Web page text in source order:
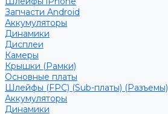
Запчасти Android
Аккумуляторы
Динамики
Дисплеи
Камеры
Крышки (Рамки)
Основные платы
Шлейфы (FPC) (Sub-платы) (Разъемы)
Аккумуляторы
Динамики